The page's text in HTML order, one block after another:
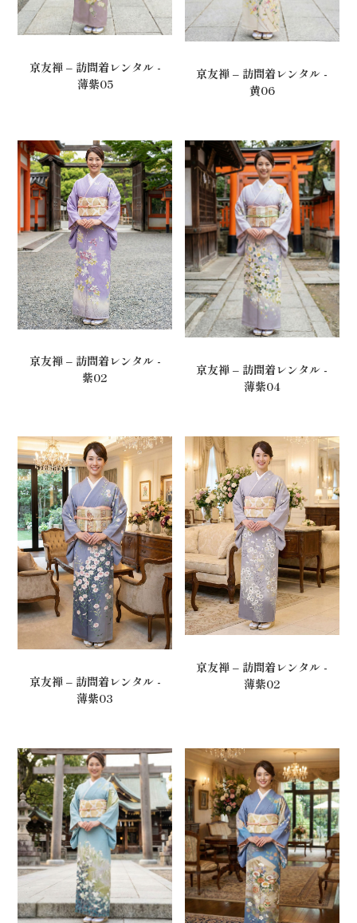
京友禅 – 訪問着レンタル -
薄紫05
京友禅 – 訪問着レンタル -
黄06
京友禅 – 訪問着レンタル -
紫02
京友禅 – 訪問着レンタル -
薄紫04
京友禅 – 訪問着レンタル -
薄紫03
京友禅 – 訪問着レンタル -
薄紫02